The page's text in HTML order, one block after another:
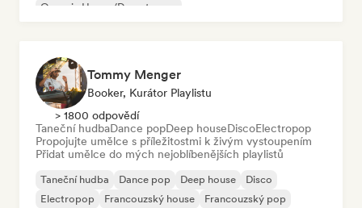
Organic House/Downtempo
Tommy Menger
Booker, Kurátor Playlistu
> 1800 odpovědí
Taneční hudbaDance popDeep houseDiscoElectropop
Propojujte umělce s příležitostmi k živým vystoupením
Přidat umělce do mých nejoblíbenějších playlistů
Taneční hudba Dance pop Deep house
Disco
Electropop
Francouzský house Francouzský pop